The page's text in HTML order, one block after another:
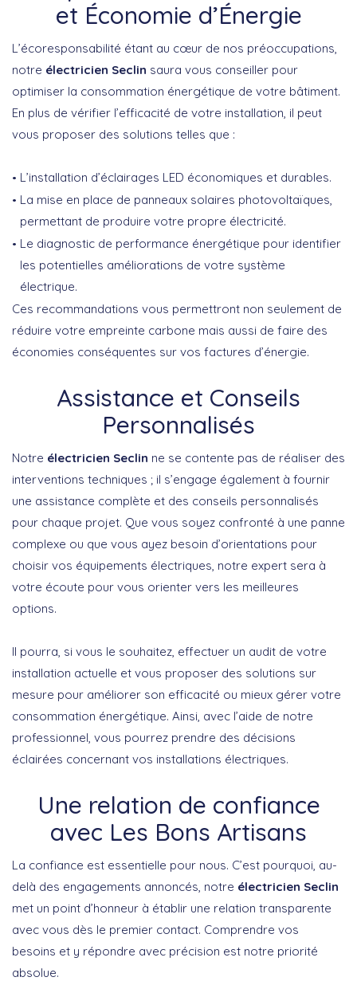
et Économie d’Énergie
L’écoresponsabilité étant au cœur de nos préoccupations,
notre électricien Seclin saura vous conseiller pour
optimiser la consommation énergétique de votre bâtiment.
En plus de vérifier l’efficacité de votre installation, il peut
vous proposer des solutions telles que :
L’installation d’éclairages LED économiques et durables.
La mise en place de panneaux solaires photovoltaïques,
permettant de produire votre propre électricité.
Le diagnostic de performance énergétique pour identifier
les potentielles améliorations de votre système
électrique.
Ces recommandations vous permettront non seulement de
réduire votre empreinte carbone mais aussi de faire des
économies conséquentes sur vos factures d’énergie.
Assistance et Conseils
Personnalisés
Notre électricien Seclin ne se contente pas de réaliser des
interventions techniques ; il s’engage également à fournir
une assistance complète et des conseils personnalisés
pour chaque projet. Que vous soyez confronté à une panne
complexe ou que vous ayez besoin d’orientations pour
choisir vos équipements électriques, notre expert sera à
votre écoute pour vous orienter vers les meilleures
options.
Il pourra, si vous le souhaitez, effectuer un audit de votre
installation actuelle et vous proposer des solutions sur
mesure pour améliorer son efficacité ou mieux gérer votre
consommation énergétique. Ainsi, avec l’aide de notre
professionnel, vous pourrez prendre des décisions
éclairées concernant vos installations électriques.
Une relation de confiance
avec Les Bons Artisans
La confiance est essentielle pour nous. C’est pourquoi, au-
delà des engagements annoncés, notre électricien Seclin
met un point d’honneur à établir une relation transparente
avec vous dès le premier contact. Comprendre vos
besoins et y répondre avec précision est notre priorité
absolue.